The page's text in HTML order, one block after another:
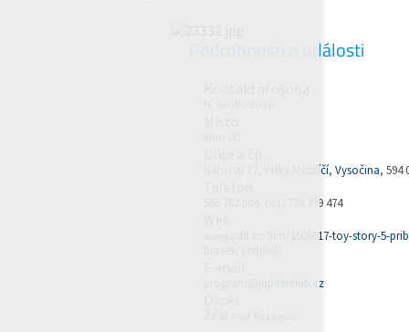
Podrobnosti o události
Velké Meziříčí, Vysočina, 594
566 782 004, 001, 724 399 474
www.csfd.cz/film/1506017-toy-story-5-
program@jupiterclub.cz